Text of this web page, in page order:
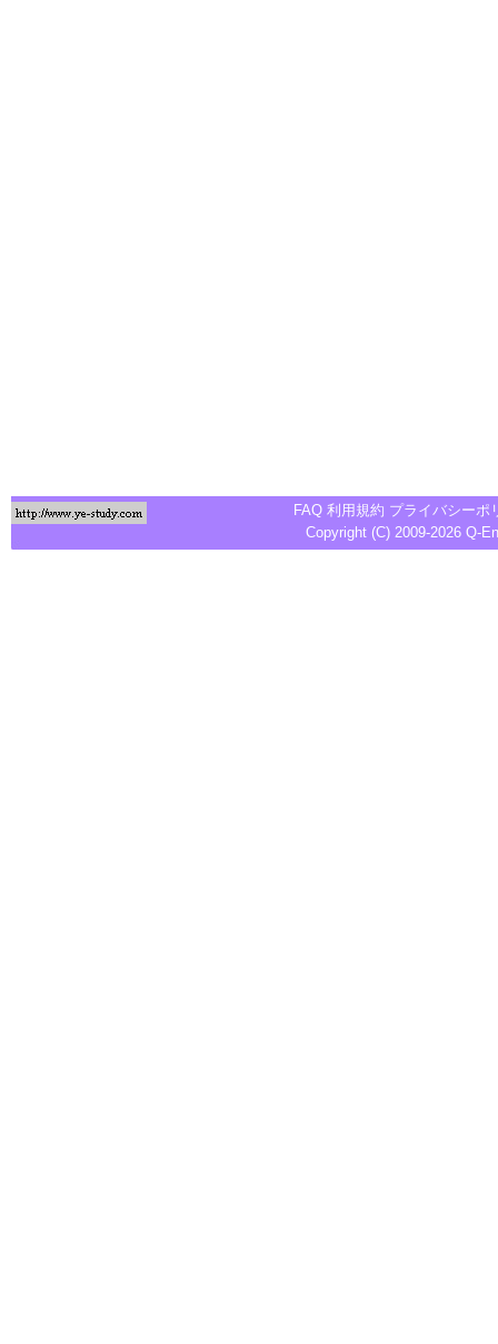
FAQ 利用規約 プライバシーポ
Copyright (C) 2009-2026 Q-